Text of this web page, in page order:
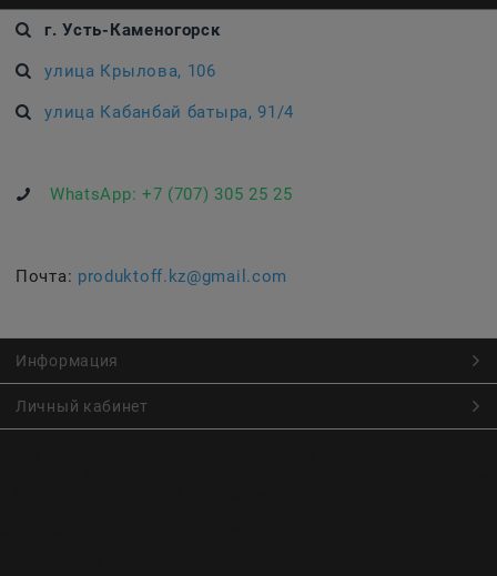
г. Усть-Каменогорск
улица Крылова, 106
улица Кабанбай батыра, 91/4
WhatsApp: +7 (707) 305 25 25
Почта: produktoff.kz@gmail.com
Информация
Личный кабинет